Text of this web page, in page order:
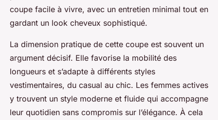
coupe facile à vivre, avec un entretien minimal tout en
gardant un look cheveux sophistiqué.
La dimension pratique de cette coupe est souvent un
argument décisif. Elle favorise la mobilité des
longueurs et s’adapte à différents styles
vestimentaires, du casual au chic. Les femmes actives
y trouvent un style moderne et fluide qui accompagne
leur quotidien sans compromis sur l’élégance. À cela